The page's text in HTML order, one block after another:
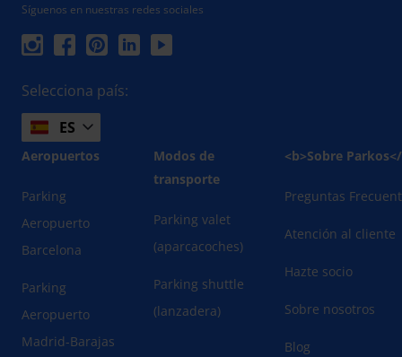
Síguenos en nuestras redes sociales
Selecciona país:
ES
Aeropuertos
Parking
Aeropuerto
Barcelona
Parking
Aeropuerto
Madrid-Barajas
Modos de
transporte
Parking valet
(aparcacoches)
Parking shuttle
(lanzadera)
<b>Sobre
Preguntas
Atención al cliente
Hazte socio
Sobre nosotros
Blog